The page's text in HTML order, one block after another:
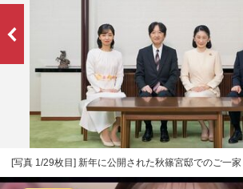
[写真 1/29枚目] 新年に公開された秋篠宮邸でのご一家